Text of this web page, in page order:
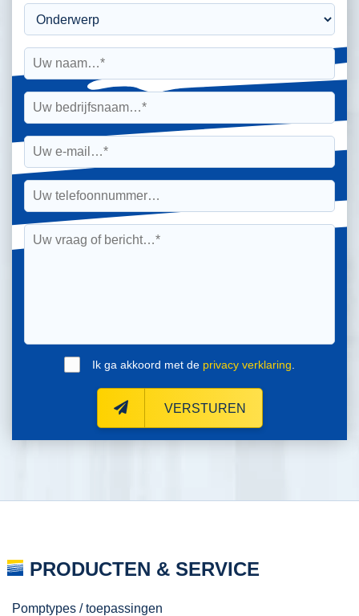
Ik ga akkoord met de privacy verklaring
VERSTUREN
PRODUCTEN & SERVICE
Pomptypes / toepassingen